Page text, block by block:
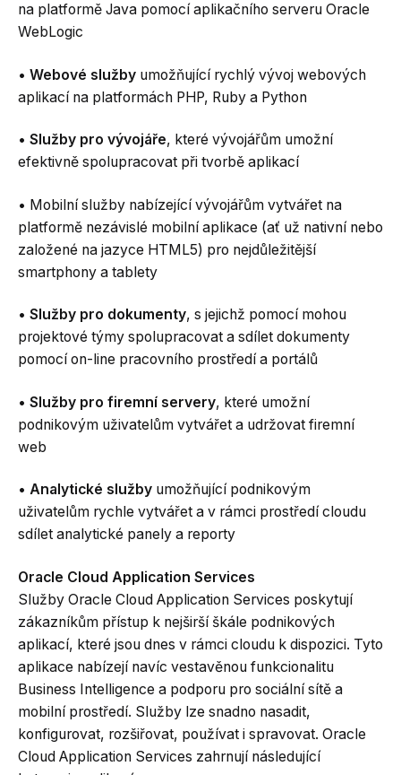
na platformě Java pomocí aplikačního serveru Oracle
WebLogic
• Webové služby umožňující rychlý vývoj webových
aplikací na platformách PHP, Ruby a Python
• Služby pro vývojáře, které vývojářům umožní
efektivně spolupracovat při tvorbě aplikací
• Mobilní služby nabízející vývojářům vytvářet na
platformě nezávislé mobilní aplikace (ať už nativní nebo
založené na jazyce HTML5) pro nejdůležitější
smartphony a tablety
• Služby pro dokumenty, s jejichž pomocí mohou
projektové týmy spolupracovat a sdílet dokumenty
pomocí on-line pracovního prostředí a portálů
• Služby pro firemní servery, které umožní
podnikovým uživatelům vytvářet a udržovat firemní
web
• Analytické služby umožňující podnikovým
uživatelům rychle vytvářet a v rámci prostředí cloudu
sdílet analytické panely a reporty
Oracle Cloud Application Services
Služby Oracle Cloud Application Services poskytují
zákazníkům přístup k nejširší škále podnikových
aplikací, které jsou dnes v rámci cloudu k dispozici. Tyto
aplikace nabízejí navíc vestavěnou funkcionalitu
Business Intelligence a podporu pro sociální sítě a
mobilní prostředí. Služby lze snadno nasadit,
konfigurovat, rozšiřovat, používat i spravovat. Oracle
Cloud Application Services zahrnují následující